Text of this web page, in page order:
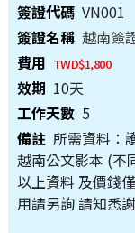
VN001
越南簽
TWD$1,800
10天
5
所需資料：
越南公文影本 (不
以上資料 及價錢
用請另詢 請知悉